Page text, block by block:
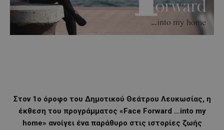
Στον 1ο όροφο του Δημοτικού Θεάτρου Λευκωσίας, η
έκθεση του προγράμματος «Face Forward …into my
home» ανοίγει ένα παράθυρο στις ιστορίες ζωής